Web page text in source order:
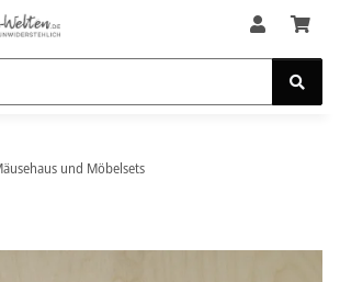
und Möbelsets